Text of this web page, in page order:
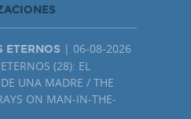
ETERNOS | 06-08-2026
(28): EL
UNA MADRE / THE
ON MAN-IN-THE-